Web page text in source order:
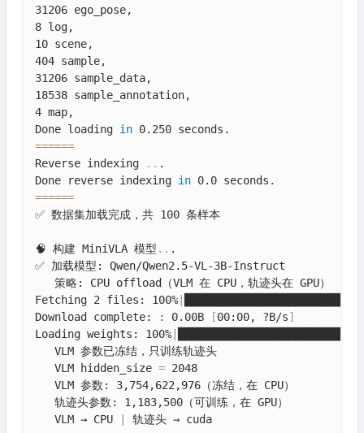
31206 ego_pose,
8 log,
10 scene,
404 sample,
31206 sample_data,
18538 sample_annotation,
4 map,
Done loading in
======
Reverse indexing
.. .
Done reverse indexing in
======
✅ 数据集加载完成，共 100 条样本
🧠 构建 MiniVLA 模型 .. .
✅ 加载模型: Qwen/Qwen2.5-VL-3B-Instruct
   策略: CPU offload（VLM 在 CPU，轨迹头在 GPU）
Fetching 2 files: 100%
Download complete:
: 0.00B [00:00, ?B/s]
Loading weights: 100%
   VLM 参数已冻结，只训练轨迹头
   VLM hidden_size
= 2048
   VLM 参数: 3,754,622,976（冻结，在 CPU）
   轨迹头参数: 1,183,500（可训练，在 GPU）
   VLM → CPU
轨迹头 → cuda